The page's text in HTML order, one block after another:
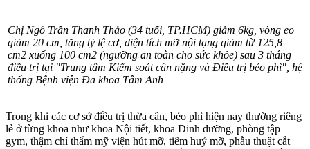
Bên cạnh đơn vị Nội tiết đóng vai trò chủ lực, còn có sự tham gia
hỗ trợ của chuyên khoa dinh dưỡng, y học vận động, giúp khách
hàng, người bệnh được chăm sóc hỗ trợ toàn diện để giảm cân, giảm
mỡ, giảm mỡ nội tạng, kiểm soát rối loạn mỡ máu, hỗ trợ điều trị